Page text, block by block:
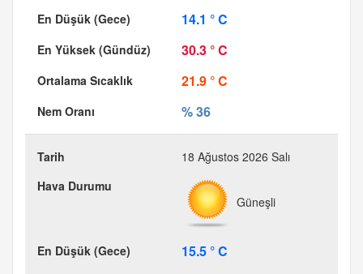
14.1 ° C
30.3 ° C
21.9 ° C
% 36
18 Ağustos 2026 Salı
Güneşli
15.5 ° C